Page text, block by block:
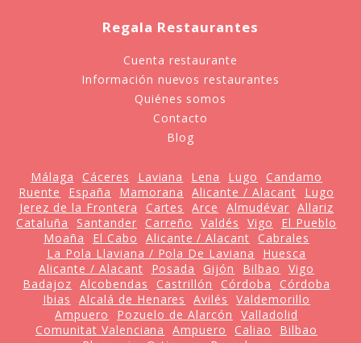
Regala Restaurantes
Cuenta restaurante
Información nuevos restaurantes
Quiénes somos
Contacto
Blog
Málaga Cáceres Laviana Lena Lugo
Candamo
Ruente
España Mamorana Alicante / Alacant
Lugo
Jerez de la Frontera
Cartes Arce Almudévar Allariz
Cataluña
Santander Carreño Valdés Vigo
El Pueblo
Moaña
El Cabo Alicante / Alacant
Cabrales
La Pola Llaviana / Pola De Laviana
Huesca
Alicante / Alacant
Posada Gijón Bilbao
Vigo
Badajoz Alcobendas Castrillón Córdoba
Córdoba
Ibias
Alcalá de Henares Avilés
Valdemorillo
Ampuero
Pozuelo de Alarcón
Valladolid
Comunitat Valenciana
Ampuero Caliao
Bilbao